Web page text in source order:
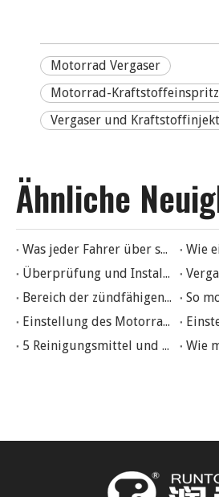
Motorrad Vergaser
Motorrad-
Vergaser und
Ähnliche
Was jeder Fahrer über seinen Motorradvergaser wissen muss
Überprüfung und Installation des Vergasers
Bereich der zündfähigen Luft-Kraftstoff-Gemische des Vergasers
Einstellung des Motorradvergasers
5 Reinigungsmittel und 3 Einstellungen für Motorradgarburetor